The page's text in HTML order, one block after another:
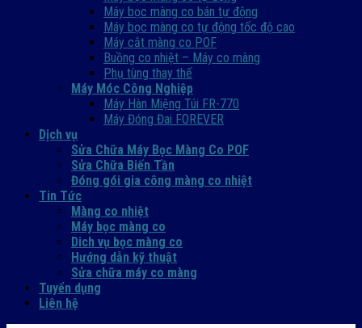
Máy bọc màng co bán tự động
Máy bọc màng co tự động tốc độ cao
Máy cắt màng co POF
Buồng co nhiệt – Máy co màng
Phụ tùng thay thế
Máy Móc Công Nghiệp
Máy Hàn Miệng Túi FR-770
Máy Đóng Đai FOREVER
Dịch vụ
Sửa Chữa Máy Bọc Màng Co POF
Sửa Chữa Biến Tần
Đóng gói gia công màng co nhiệt
Tin Tức
Màng co nhiệt
Máy bọc màng co
Dich vụ bọc màng co
Hướng dẫn kỹ thuật
Sửa chữa máy co màng
Tuyển dụng
Liên hệ